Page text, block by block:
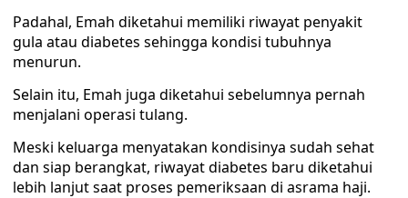
Padahal, Emah diketahui memiliki riwayat penyakit
gula atau diabetes sehingga kondisi tubuhnya
menurun.
Selain itu, Emah juga diketahui sebelumnya pernah
menjalani operasi tulang.
Meski keluarga menyatakan kondisinya sudah sehat
dan siap berangkat, riwayat diabetes baru diketahui
lebih lanjut saat proses pemeriksaan di asrama haji.